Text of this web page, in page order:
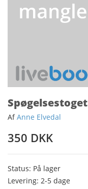
Spøgelsestoget
AfAnne Elvedal
350 DKK
Status: På lager
Levering: 2-5 dage